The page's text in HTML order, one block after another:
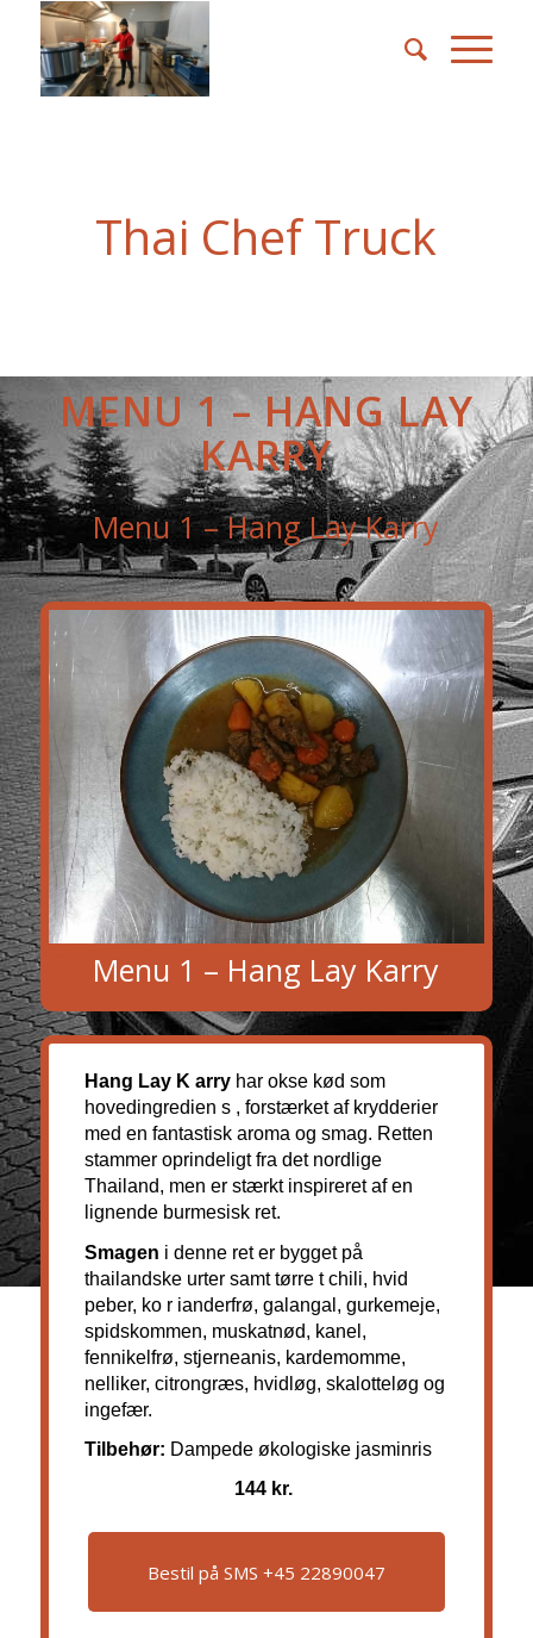
Thai Chef Truck
MENU 1 – HANG LAY
KARRY
Menu 1 – Hang Lay Karry
Menu 1 – Hang Lay Karry
Hang Lay K arryhar okse kød som
hovedingredien s , forstærketaf krydderier
med en fantastisk aroma og smag. Retten
stammer oprindeligt fra det nordlige
Thailand, men er stærkt inspireret af en
lignende burmesisk ret.
Smagen i denne ret er bygget på
thailandske urter samttørre tchili, hvid
peber, ko r ianderfrø, galangal, gurkemeje,
spidskommen, muskatnød, kanel,
fennikelfrø, stjerneanis, kardemomme,
nelliker, citrongræs, hvidløg, skalotteløg og
ingefær.
Tilbehør: Dampede økologiske jasminris
144 kr.
Bestil på SMS +45 22890047